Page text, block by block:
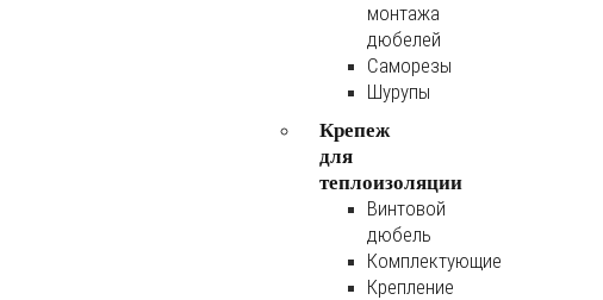
монтажа
дюбелей
Саморезы
Шурупы
Крепеж
для
теплоизоляции
Винтовой
дюбель
Комплектующие
Крепление